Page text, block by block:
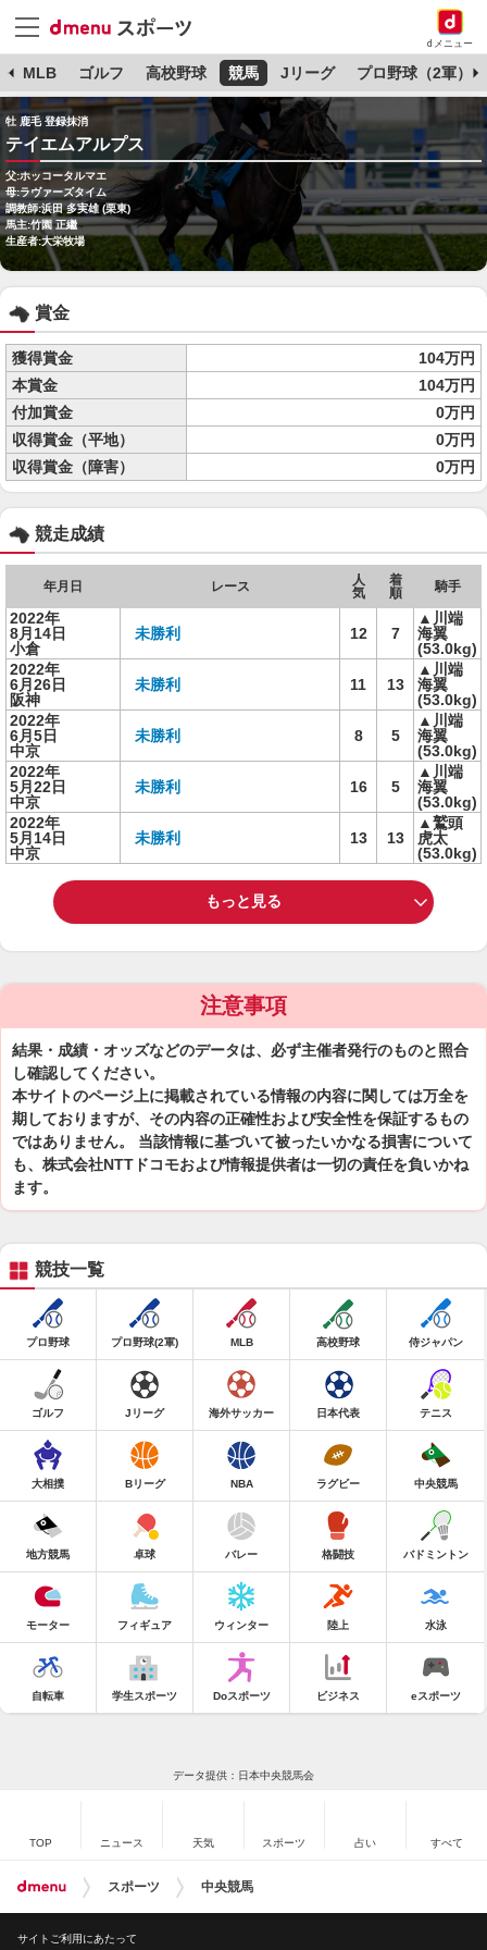
dメニュー
MLB ゴルフ 高校野球 競馬 Jリーグ プロ野球（2軍）
牡 鹿毛 登録抹消
テイエムアルプス
父:ホッコータルマエ
母:ラヴァーズタイム
調教師:浜田 多実雄 (栗東)
馬主:竹園 正繼
生産者:大栄牧場
賞金
獲得賞金
104万円
本賞金
104万円
付加賞金
0万円
収得賞金（平地）
0万円
収得賞金（障害）
0万円
競走成績
年月日 レース
人
気
着
順
騎手
2022年
8月14日
小倉
未勝利 12 7
▲川端
海翼
(53.0kg)
2022年
6月26日
阪神
未勝利 11 13
▲川端
海翼
(53.0kg)
2022年
6月5日
中京
未勝利 8 5
▲川端
海翼
(53.0kg)
2022年
5月22日
中京
未勝利 16 5
▲川端
海翼
(53.0kg)
2022年
5月14日
中京
未勝利 13 13
▲鷲頭
虎太
(53.0kg)
もっと見る
注意事項
結果・成績・オッズなどのデータは、必ず主催者発行のものと照合
し確認してください。
本サイトのページ上に掲載されている情報の内容に関しては万全を
期しておりますが、その内容の正確性および安全性を保証するもの
ではありません。 当該情報に基づいて被ったいかなる損害について
も、株式会社NTTドコモおよび情報提供者は一切の責任を負いかね
ます。
競技一覧
プロ野球 プロ野球(2軍) MLB 高校野球 侍ジャパン
ゴルフ Jリーグ 海外サッカー 日本代表 テニス
大相撲 Bリーグ NBA ラグビー 中央競馬
地方競馬 卓球 バレー 格闘技 バドミントン
モーター フィギュア ウィンター 陸上 水泳
自転車 学生スポーツ Doスポーツ ビジネス eスポーツ
データ提供：日本中央競馬会
TOP ニュース 天気 スポーツ 占い すべて
スポーツ 中央競馬
サイトご利用にあたって